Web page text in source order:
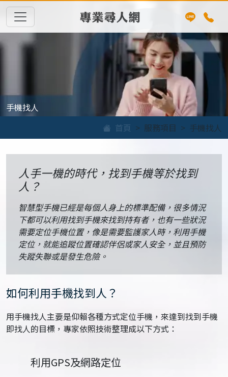
專業尋人網
手機找人
首頁
服務項目 手機找人
人手一機的時代，找到手機等於找到
人？
智慧型手機已經是每個人身上的標準配備，很多情況
下都可以利用找到手機來找到持有者，也有一些狀況
需要定位手機位置，像是需要監護家人時，利用手機
定位，就能追蹤位置確認伴侶或家人安全，並且預防
失蹤失聯或是發生危險。
如何利用手機找到人？
用手機找人主要是仰賴各種方式定位手機，來達到找到手機
即找人的目標，專家依照技術整理成以下方式：
利用GPS及網路定位